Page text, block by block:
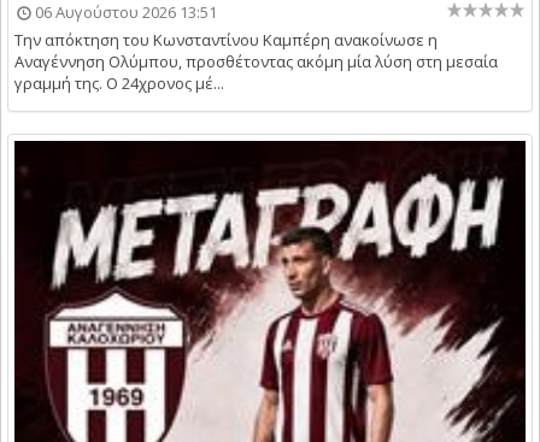
06 Αυγούστου 2026 13:51
Την απόκτηση του Κωνσταντίνου Καμπέρη ανακοίνωσε η
Αναγέννηση Ολύμπου, προσθέτοντας ακόμη μία λύση στη μεσαία
γραμμή της. Ο 24χρονος μέ...